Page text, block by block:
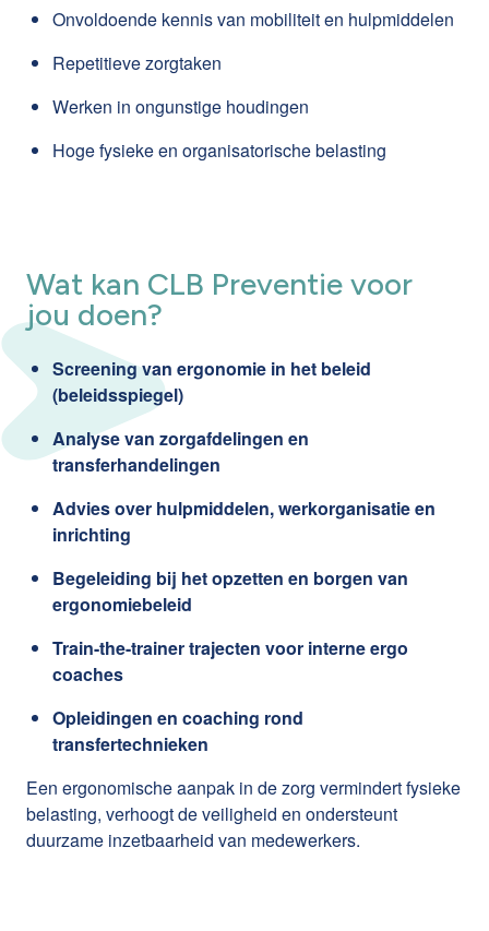
Onvoldoende kennis van mobiliteit en hulpmiddelen
Repetitieve zorgtaken
Werken in ongunstige houdingen
Hoge fysieke en organisatorische belasting
Wat kan CLB Preventie voor
jou doen?
Screening van ergonomie in het beleid
(beleidsspiegel)
Analyse van zorgafdelingen en
transferhandelingen
Advies over hulpmiddelen, werkorganisatie en
inrichting
Begeleiding bij het opzetten en borgen van
ergonomiebeleid
Train-the-trainer trajecten voor interne ergo
coaches
Opleidingen en coaching rond
transfertechnieken
Een ergonomische aanpak in de zorg vermindert fysieke
belasting, verhoogt de veiligheid en ondersteunt
duurzame inzetbaarheid van medewerkers.